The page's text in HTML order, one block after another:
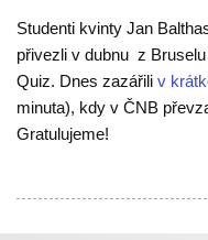
Studenti kvinty Jan
přivezli v dubnu z
Quiz. Dnes zazářiliv
minuta), kdy v ČNB
Gratulujeme!